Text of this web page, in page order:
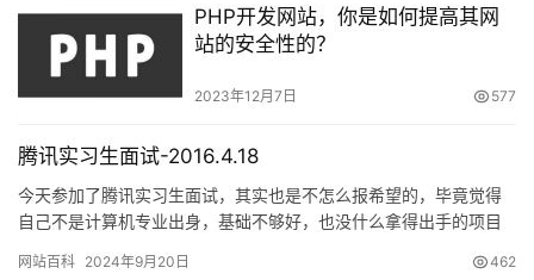
PHP开发网站，你是如何提高其网
站的安全性的？
2023年12月7日 577
腾讯实习生面试-2016.4.18
今天参加了腾讯实习生面试，其实也是不怎么报希望的，毕竟觉得
自己不是计算机专业出身，基础不够好，也没什么拿得出手的项目
网站百科 2024年9月20日 462